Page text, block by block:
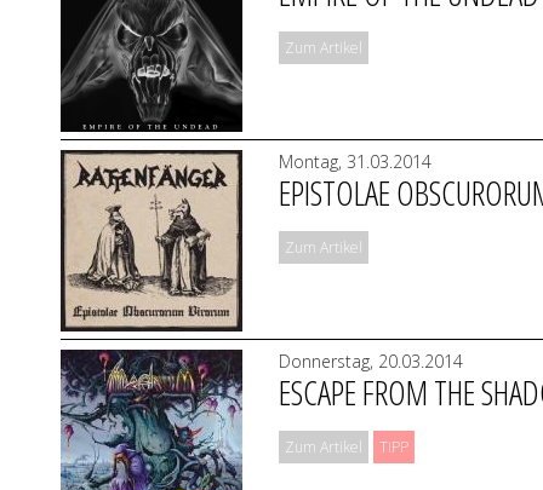
Zum Artikel
Montag, 31.03.2014
EPISTOLAE
Zum Artikel
Donnerstag, 20.03.2014
ESCAPE FROM THE
Zum Artikel TIPP